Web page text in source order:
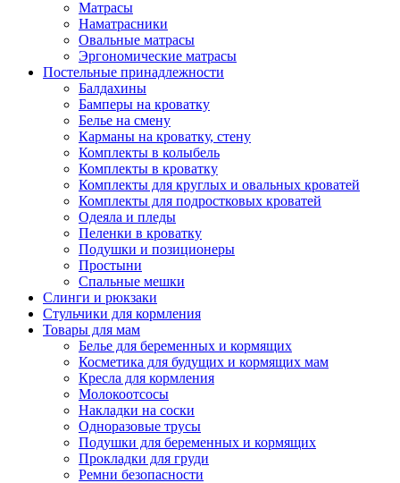
Матрасы
Наматрасники
Овальные матрасы
Эргономические матрасы
Постельные принадлежности
Балдахины
Бамперы на кроватку
Белье на смену
Карманы на кроватку, стену
Комплекты в колыбель
Комплекты в кроватку
Комплекты для круглых и овальных кроватей
Комплекты для подростковых кроватей
Одеяла и пледы
Пеленки в кроватку
Подушки и позиционеры
Простыни
Спальные мешки
Слинги и рюкзаки
Стульчики для кормления
Товары для мам
Белье для беременных и кормящих
Косметика для будущих и кормящих мам
Кресла для кормления
Молокоотсосы
Накладки на соски
Одноразовые трусы
Подушки для беременных и кормящих
Прокладки для груди
Ремни безопасности